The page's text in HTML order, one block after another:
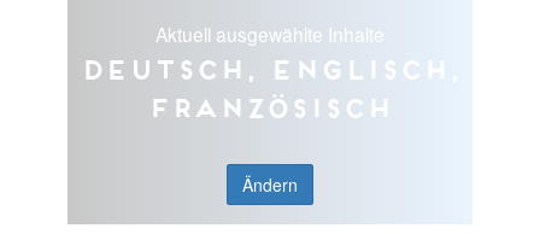
Aktuell ausgewählte Inhalte
Deutsch, Englisch,
Französisch
Ändern